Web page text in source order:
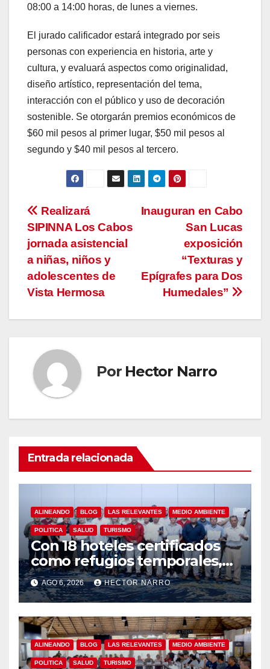
08:00 a 14:00 horas, de lunes a viernes.
El jurado calificador estará integrado por seis
personas con experiencia en historia, arte y
cultura, y evaluará aspectos como originalidad,
diseño artístico, representación del tema,
interacción con el público y uso de decoración
sostenible. Se otorgarán premios económicos de
$60 mil pesos al primer lugar, $50 mil pesos al
segundo y $40 mil pesos al tercero.
Navegación
de
entradas
Inauguran en Cabo
San Lucas
exposición
“Texturas y
Epígrafes para Dos
Humedales”
Realizará
SIPINNA Los Cabos
jornada asistencial
a niñas, niños y
adolescentes de
Vista Hermosa
Por Hector Narro
Entrada relacionada
ALINEANDO BLOG LAS RELEVANTES MEDIO AMBIENTE
POLITICA SALUD TURISMO
Con 18 hoteles certificados
como refugios temporales,
Gobierno de Los Cabos
refuerza la prevención y
garantiza un destino seguro
AGO 6, 2026 HECTOR NARRO
ALINEANDO BLOG LAS RELEVANTES MEDIO AMBIENTE
POLITICA SALUD TURISMO